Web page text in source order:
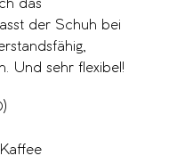
das
der Schuh bei
Und sehr flexibel!